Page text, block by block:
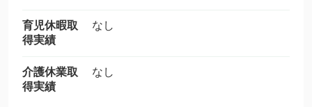
育児休暇取
得実績
なし
介護休業取
得実績
なし